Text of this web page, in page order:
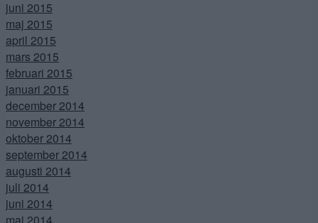
juni 2015
maj 2015
april 2015
mars 2015
februari 2015
januari 2015
december 2014
november 2014
oktober 2014
september 2014
augusti 2014
juli 2014
juni 2014
maj 2014